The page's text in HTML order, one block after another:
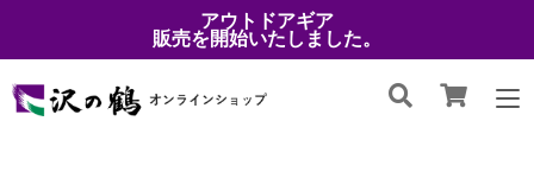
アウトドアギア
販売を開始いたしました。